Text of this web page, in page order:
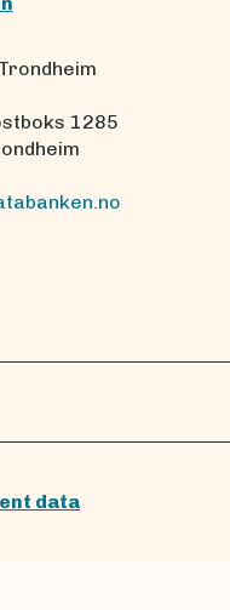
1285
data